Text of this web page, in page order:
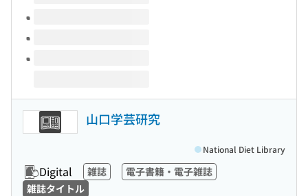
山口学芸研究
Digital 雑誌
電子書籍・電子雑誌
雑誌タイトル
National Diet Library